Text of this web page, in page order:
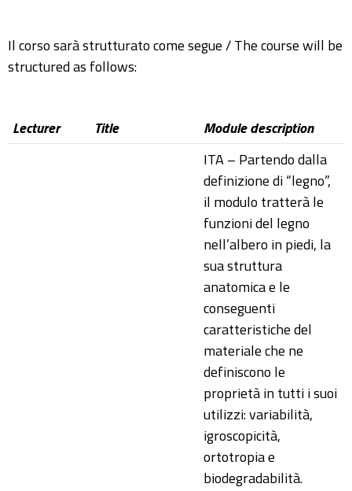
Il corso sarà strutturato come segue / The course will be
structured as follows:
Lecturer Title Module description
ITA – Partendo dalla
definizione di “legno”,
il modulo tratterà le
funzioni del legno
nell’albero in piedi, la
sua struttura
anatomica e le
conseguenti
caratteristiche del
materiale che ne
definiscono le
proprietà in tutti i suoi
utilizzi: variabilità,
igroscopicità,
ortotropia e
biodegradabilità.